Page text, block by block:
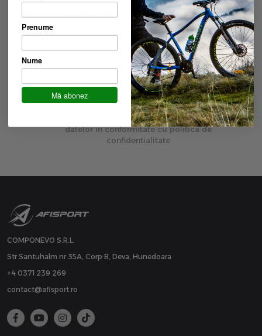
Fii primul care afla ultimele oferte exclusive și ultima
actualizare de produse.
Inscrie-te
Am peste 16 ani si sunt de acord cu prelucrarea
datelor in conformitate cu politica de
confidentialitate
COMPONEVO S.R.L.
Str Santuhalm nr 35A, Corp B, Deva, Hunedoara
+4 0371 239 269
contact@afisport.ro
Prenume
Nume
Mă abonez